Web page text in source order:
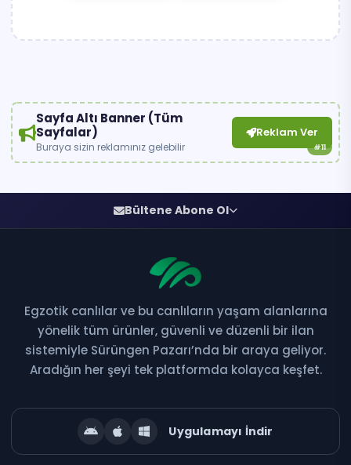
#11
Sayfa Altı Banner (Tüm
Sayfalar)
Buraya sizin reklamınız gelebilir
Reklam Ver
Bültene Abone Ol
Bültene Abone Ol
Yeni ilanlar, kampanyalar ve özel fırsatlardan ilk siz
haberdar olun!
Abone Ol
Egzotik canlılar ve bu canlıların yaşam alanlarına
yönelik tüm ürünler, güvenli ve düzenli bir ilan
sistemiyle Sürüngen Pazarı’nda bir araya geliyor.
Aradığın her şeyi tek platformda kolayca keşfet.
Uygulamayı İndir